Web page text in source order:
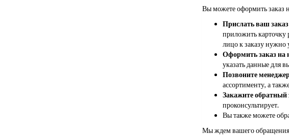
Вы можете оформить заказ
Прислать ваш
приложить карточку
лицо к заказу нужно
Оформить заказ на
указать данные для
Позвоните
ассортименту, а
Закажите обратный
проконсультирует.
Вы также можете
Мы ждем вашего обращения